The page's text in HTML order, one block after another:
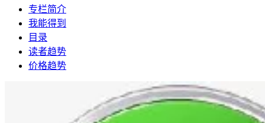
专栏简介
我能得到
目录
读者趋势
价格趋势